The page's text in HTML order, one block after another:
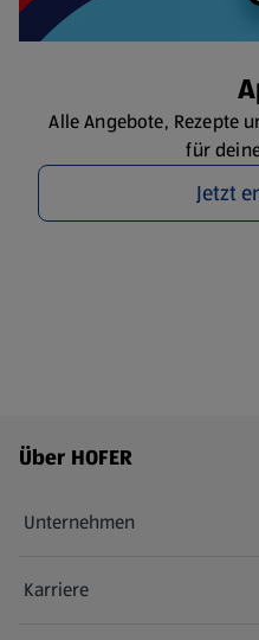
Alle Angebote, Rezepte
für
Jetzt
Fußzeilenmenü - weitere Links
Über HOFER
Unternehmen
Karriere
(öffnet in einem neuen Tab)